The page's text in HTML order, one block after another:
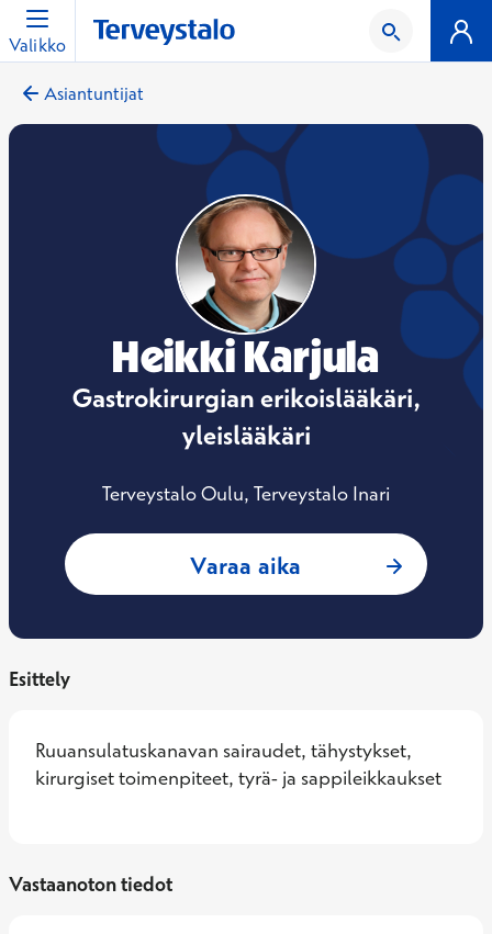
Valikko
Asiantuntijat
Heikki Karjula
Gastrokirurgian erikoislääkäri,
yleislääkäri
Terveystalo Oulu, Terveystalo Inari
Varaa aika : Heikki Karjula,
Esittely
Ruuansulatuskanavan sairaudet, tähystykset,
kirurgiset toimenpiteet, tyrä- ja sappileikkaukset
Vastaanoton tiedot